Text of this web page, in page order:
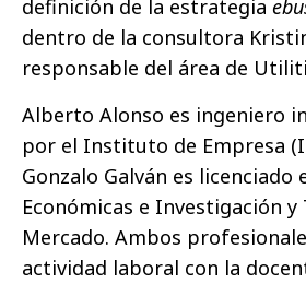
definición de la estrategia
dentro de la consultora
responsable del área de
Alberto Alonso es ingeniero
por el Instituto de Empresa
Gonzalo Galván es licenciado
Económicas e Investigación y
Mercado. Ambos
actividad laboral con la